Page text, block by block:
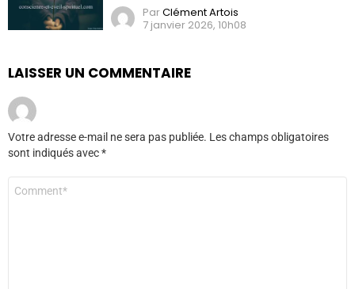
ParClément Artois
7 janvier 2026, 10h08
LAISSER UN COMMENTAIRE
Votre adresse e-mail ne sera pas publiée. Les champs obligatoires
sont indiqués avec*
Commentaire